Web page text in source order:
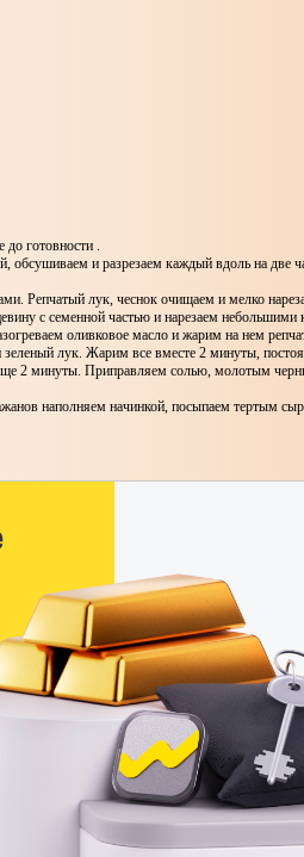
до готовности .
обсушиваем и разрезаем каждый вдоль на две
Репчатый лук, чеснок очищаем и мелко
с семенной частью и нарезаем небольшими
оливковое масло и жарим на нем
лук. Жарим все вместе 2 минуты,
2 минуты. Приправляем солью, молотым
наполняем начинкой, посыпаем тертым